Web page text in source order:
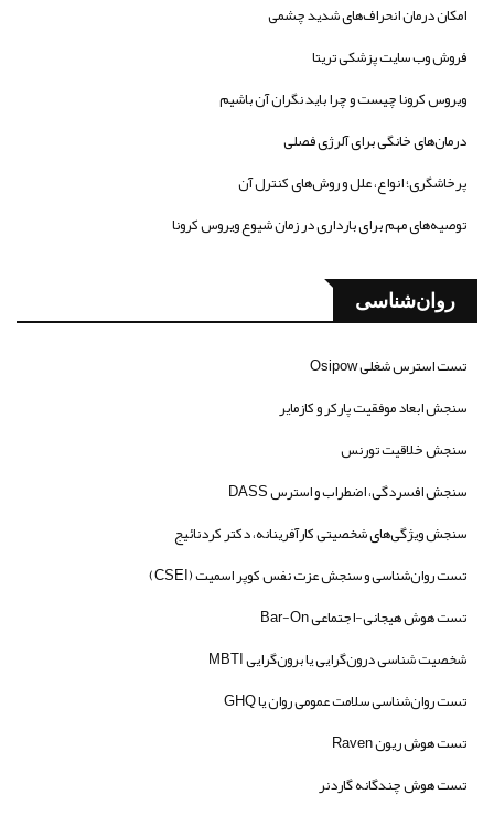
امکان درمان انحراف‌های شدید چشمی
فروش وب سایت پزشکی تریتا
ویروس کرونا چیست و چرا باید نگران آن باشیم
درمان‌های خانگی برای آلرژی فصلی
پرخاشگری؛ انواع، علل و روش‌های کنترل آن
توصیه‌های مهم برای بارداری در زمان شیوع ویروس کرونا
روان‌شناسی
تست استرس شغلی Osipow
سنجش ابعاد موفقیت پارکر و کازمایر
سنجش خلاقیت تورنس
سنجش افسردگی، اضطراب و استرس DASS
سنجش ویژگی‌های شخصیتی کارآفرینانه، دکتر کردنائیج
تست روان‌شناسی و سنجش عزت نفس کوپر اسمیت (CSEI)
تست هوش هیجانی-اجتماعی Bar-On
شخصیت شناسی درون‌گرایی یا برون‌گرایی MBTI
تست روان‌شناسی سلامت عمومی روان یا GHQ
تست هوش ریون Raven
تست هوش چندگانه گاردنر